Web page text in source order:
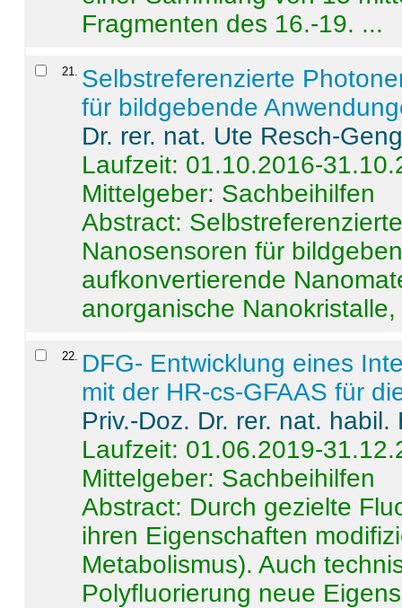
Fragmenten des 16.-19. ...
21
Selbstreferenzierte
für bildgebende
Dr. rer. nat. Ute Resch-
Laufzeit: 01.10.2016-
Mittelgeber: Sachbeihilfen
Abstract:
Nanosensoren für
aufkonvertierende
anorganische
22
DFG- Entwicklung eines
mit der HR-cs-GFAAS für
Priv.-Doz. Dr. rer. nat.
Laufzeit: 01.06.2019-
Mittelgeber: Sachbeihilfen
Abstract: Durch gezielte
ihren Eigenschaften
Metabolismus). Auch
Polyfluorierung neue